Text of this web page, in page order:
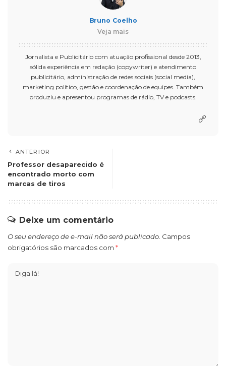
Bruno Coelho
Veja mais
Jornalista e Publicitário com atuação profissional desde 2013,
sólida experiência em redação (copywriter) e atendimento
publicitário, administração de redes sociais (social media),
marketing político, gestão e coordenação de equipes. Também
produziu e apresentou programas de rádio, TV e podcasts.
ANTERIOR
Professor desaparecido é
encontrado morto com
marcas de tiros
Deixe um comentário
O seu endereço de e-mail não será publicado. Campos
obrigatórios são marcados com *